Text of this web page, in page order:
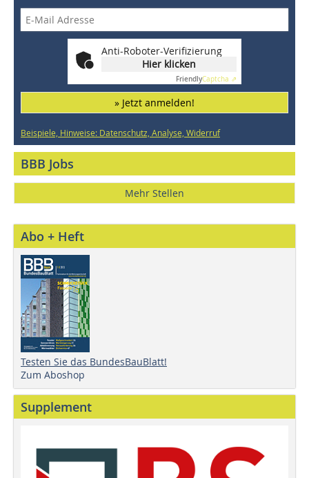
Anti-Roboter-Verifizierung
Hier klicken
FriendlyCaptcha ⇗
» Jetzt anmelden!
Beispiele, Hinweise: Datenschutz, Analyse, Widerruf
BBB Jobs
Mehr Stellen
Abo + Heft
Testen Sie das BundesBauBlatt!
Zum Aboshop
Supplement